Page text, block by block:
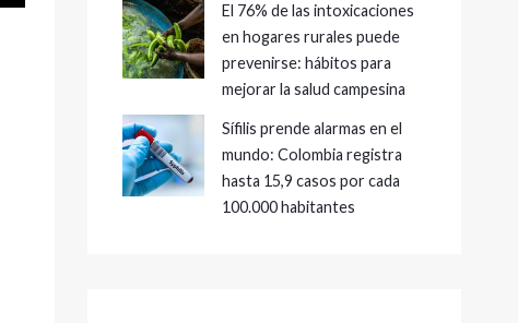
El 76% de las intoxicaciones
en hogares rurales puede
prevenirse: hábitos para
mejorar la salud campesina
Sífilis prende alarmas en el
mundo: Colombia registra
hasta 15,9 casos por cada
100.000 habitantes